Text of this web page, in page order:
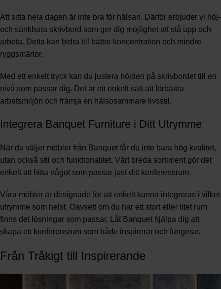
Att sitta hela dagen är inte bra för hälsan. Därför erbjuder vi höj-
och sänkbara skrivbord som ger dig möjlighet att stå upp och
arbeta. Detta kan bidra till bättre koncentration och mindre
ryggsmärtor.
Med ett enkelt tryck kan du justera höjden på skrivbordet till en
nivå som passar dig. Det är ett enkelt sätt att förbättra
arbetsmiljön och främja en hälsosammare livsstil.
Integrera Banquet Furniture i Ditt Utrymme
När du väljer möbler från Banquet får du inte bara hög kvalitet,
utan också stil och funktionalitet. Vårt breda sortiment gör det
enkelt att hitta något som passar just ditt konferensrum.
Våra möbler är designade för att enkelt kunna integreras i vilket
utrymme som helst. Oavsett om du har ett stort eller litet rum
finns det lösningar som passar. Låt Banquet hjälpa dig att
skapa ett konferensrum som både inspirerar och fungerar.
Från Tråkigt till Inspirerande